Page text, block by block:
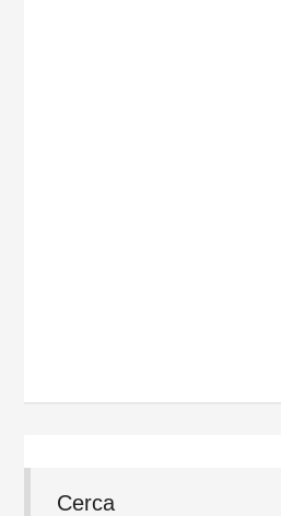
Cerca